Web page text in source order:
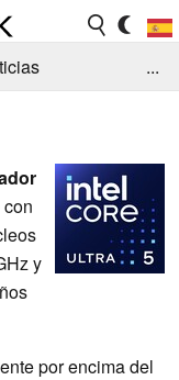
...
y
por encima del